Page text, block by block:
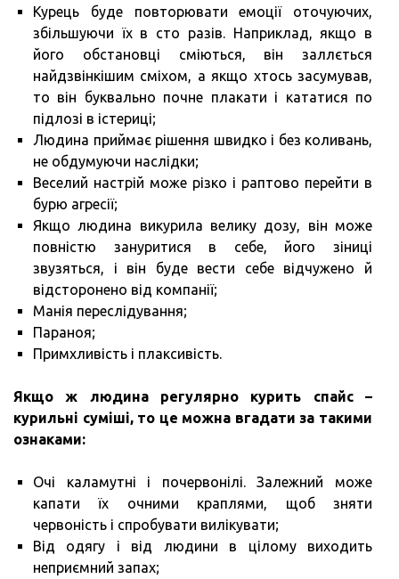
Курець буде повторювати емоції оточуючих,
збільшуючи їх в сто разів. Наприклад, якщо в
його обстановці сміються, він заллється
найдзвінкішим сміхом, а якщо хтось засумував,
то він буквально почне плакати і кататися по
підлозі в істериці;
Людина приймає рішення швидко і без коливань,
не обдумуючи наслідки;
Веселий настрій може різко і раптово перейти в
бурю агресії;
Якщо людина викурила велику дозу, він може
повністю зануритися в себе, його зіниці
звузяться, і він буде вести себе відчужено й
відсторонено від компанії;
Манія переслідування;
Параноя;
Примхливість і плаксивість.
Якщо ж людина регулярно курить спайс –
курильні суміші, то це можна вгадати за такими
ознаками:
Очі каламутні і почервонілі. Залежний може
капати їх очними краплями, щоб зняти
червоність і спробувати вилікувати;
Від одягу і від людини в цілому виходить
неприємний запах;